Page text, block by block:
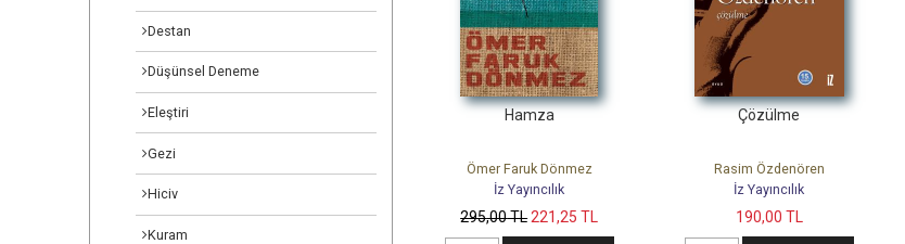
Destan
Düşünsel Deneme
Eleştiri
Gezi
Hiciv
Kuram
Hamza
Ömer Faruk Dönmez
İz Yayıncılık
295,00TL221,25 TL
Çözülme
Rasim Özdenören
İz Yayıncılık
190,00 TL